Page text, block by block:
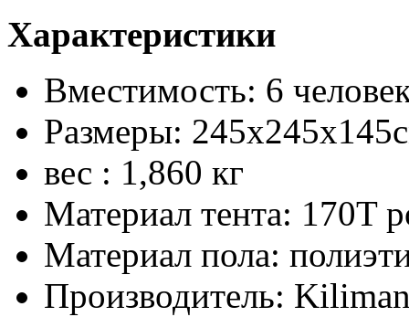
Характеристики
Вместимость: 6
Размеры:
вес : 1,860 кг
Материал тента: 170T
Материал пола:
Производитель: